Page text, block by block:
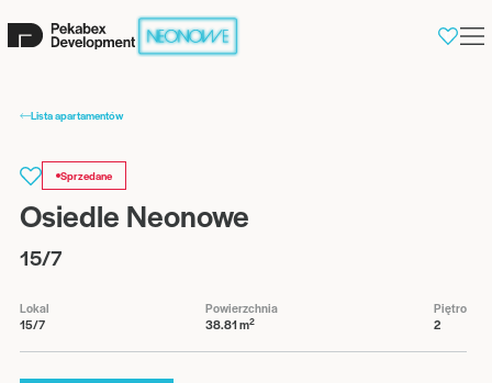
0
Lista apartamentów
Sprzedane
Osiedle Neonowe
15/7
Lokal
15/7
Powierzchnia
38.81 m2
Piętro
2